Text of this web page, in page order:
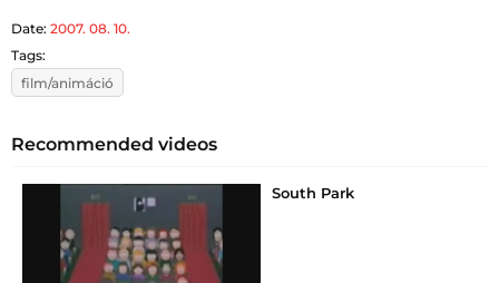
Date: 2007. 08. 10.
Tags:
film/animáció
Recommended videos
South Park